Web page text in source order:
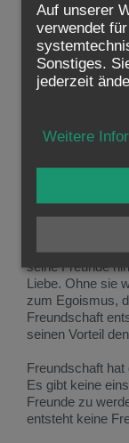
Diese vier Arten
gemeinsame
Grunde nur eine
äußert. Ihr
wir aus dem
sie nicht leben.
zerstört die
Freude in euch
Worin besteht
gibt keine
seine Freunde
Liebe. Ohne sie
zum Egoismus,
Freundschaft
seinen Vorteil
Freundschaft
Es gibt keine
Freunde zu
entsteht keine
Auf unserer
verwendet
Sonstiges.
jederzeit
Weitere